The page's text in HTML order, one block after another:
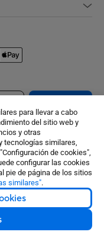
para llevar a cabo
del sitio web y
y otras
tecnologías similares,
de cookies",
configurar las cookies
pie de página de los sitios
similares".
reservados.